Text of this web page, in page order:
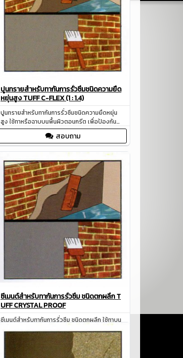
ปูนทรายสำหรับทากันการรั่วซึมชนิดความยืด
หยุ่นสูง TUFF C-FLEX (1 : 1.4)
ปูนทรายสำหรับทากันการรั่วซึมชนิดความยืดหยุ่น
สูง ใช้ทาหรือฉาบบนพื้นผิวตอนกรีต เพื่อป้องกัน
แก้ปัญหาน้ำรั่วซึม
สอบถาม
ซีเมนต์สำหรับทากันการรั่วซึม ชนิดตกผลึก T
UFF CRYSTAL PROOF
ซีเมนต์สำหรับทากันการรั่วซึม ชนิดตกผลึก ใช้ทาบน
ผิวคอนกรีต เพื่อป้องกัน แก้ปัญหา
สอบถาม